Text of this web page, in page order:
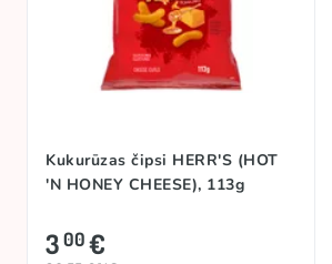
Kukurūzas čipsi HERR'S (HOT
'N HONEY CHEESE), 113g
300€